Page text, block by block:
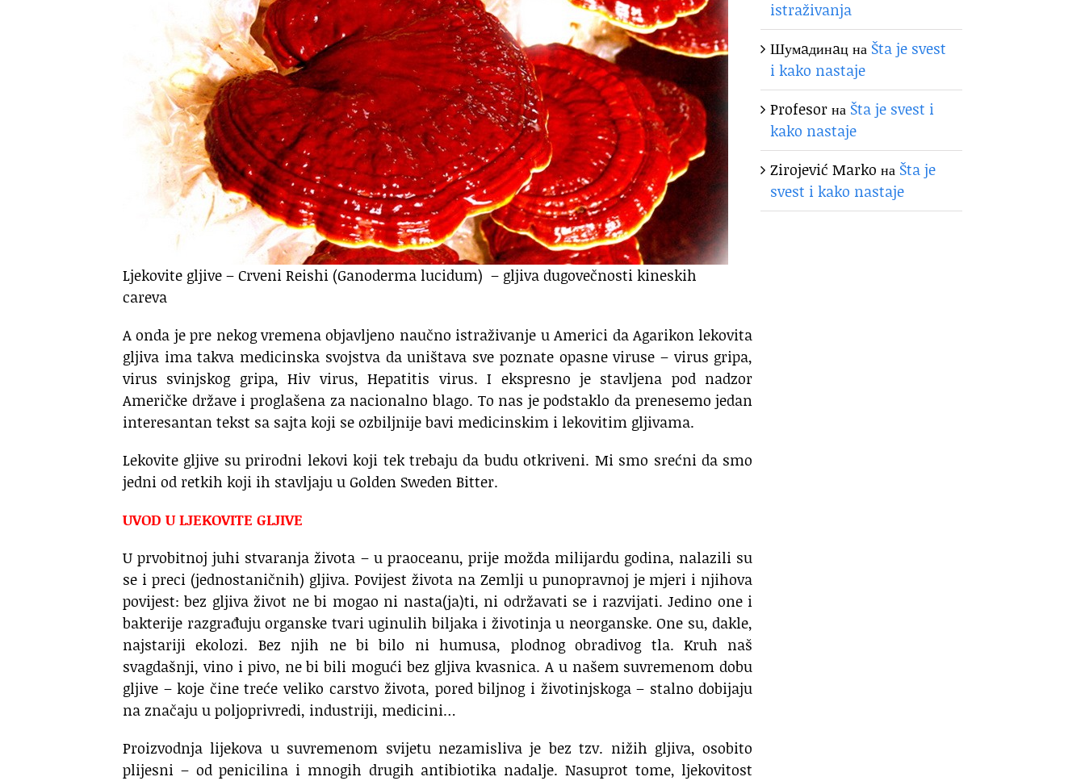
Ljekovite gljive – Crveni Reishi (Ganoderma lucidum) – gljiva dugovečnosti kineskih
careva
A onda je pre nekog vremena objavljeno naučno istraživanje u Americi da Agarikon lekovita
gljiva ima takva medicinska svojstva da uništava sve poznate opasne viruse – virus gripa,
virus svinjskog gripa, Hiv virus, Hepatitis virus. I ekspresno je stavljena pod nadzor
Američke države i proglašena za nacionalno blago. To nas je podstaklo da prenesemo jedan
interesantan tekst sa sajta koji se ozbiljnije bavi medicinskim i lekovitim gljivama.
Lekovite gljive su prirodni lekovi koji tek trebaju da budu otkriveni. Mi smo srećni da smo
jedni od retkih koji ih stavljaju u Golden Sweden Bitter.
UVOD U LJEKOVITE GLJIVE
U prvobitnoj juhi stvaranja života – u praoceanu, prije možda milijardu godina, nalazili su
se i preci (jednostaničnih) gljiva. Povijest života na Zemlji u punopravnoj je mjeri i njihova
povijest: bez gljiva život ne bi mogao ni nasta(ja)ti, ni održavati se i razvijati. Jedino one i
bakterije razgrađuju organske tvari uginulih biljaka i životinja u neorganske. One su, dakle,
najstariji ekolozi. Bez njih ne bi bilo ni humusa, plodnog obradivog tla. Kruh naš
svagdašnji, vino i pivo, ne bi bili mogući bez gljiva kvasnica. A u našem suvremenom dobu
gljive – koje čine treće veliko carstvo života, pored biljnog i životinjskoga – stalno dobijaju
na značaju u poljoprivredi, industriji, medicini…
Proizvodnja lijekova u suvremenom svijetu nezamisliva je bez tzv. nižih gljiva, osobito
plijesni – od penicilina i mnogih drugih antibiotika nadalje. Nasuprot tome, ljekovitost
istraživanja
Шумaдинaцна Šta je svest
i kako nastaje
Profesorна Šta je svest i
kako nastaje
Zirojević Marko на Šta je
svest i kako nastaje